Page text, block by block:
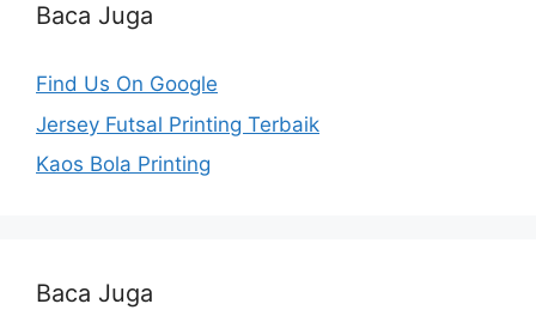
Baca Juga
Find Us On Google
Jersey Futsal Printing Terbaik
Kaos Bola Printing
Baca Juga